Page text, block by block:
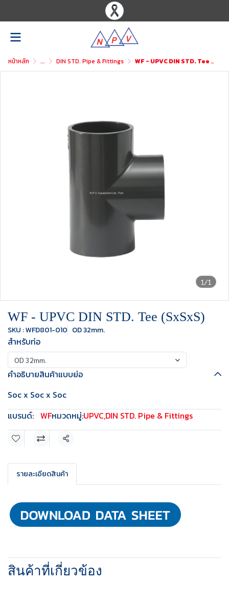
หน้าหลัก ... DIN STD. Pipe & Fittings WF - UPVC DIN STD. Tee (SxSxS)
1/1
WF - UPVC DIN STD. Tee (SxSxS)
SKU : WFD801-010 OD 32mm.
สำหรับท่อ
OD 32mm.
คำอธิบายสินค้าแบบย่อ
Soc x Soc x Soc
แบรนด์: WFหมวดหมู่:UPVC,DIN STD. Pipe & Fittings
แชร์
รายละเอียดสินค้า
สินค้าที่เกี่ยวข้อง